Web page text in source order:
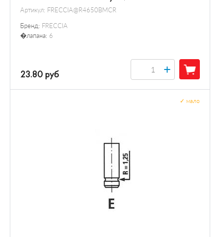
Артикул: FRECCIA@R4650BMCR
Бренд: FRECCIA
�лапана: 6
23.80 руб +
мало